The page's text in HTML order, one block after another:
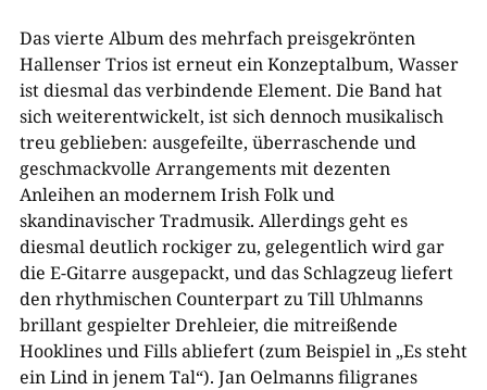
Das vierte Album des mehrfach preisgekrönten
Hallenser Trios ist erneut ein Konzeptalbum, Wasser
ist diesmal das verbindende Element. Die Band hat
sich weiterentwickelt, ist sich dennoch musikalisch
treu geblieben: ausgefeilte, überraschende und
geschmackvolle Arrangements mit dezenten
Anleihen an modernem Irish Folk und
skandinavischer Tradmusik. Allerdings geht es
diesmal deutlich rockiger zu, gelegentlich wird gar
die E-Gitarre ausgepackt, und das Schlagzeug liefert
den rhythmischen Counterpart zu Till Uhlmanns
brillant gespielter Drehleier, die mitreißende
Hooklines und Fills abliefert (zum Beispiel in „Es steht
ein Lind in jenem Tal“). Jan Oelmanns filigranes